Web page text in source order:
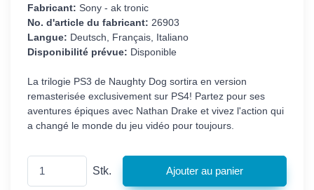
Fabricant: Sony - ak tronic
No. d'article du fabricant: 26903
Langue: Deutsch, Français, Italiano
Disponibilité prévue: Disponible
La trilogie PS3 de Naughty Dog sortira en version
remasterisée exclusivement sur PS4! Partez pour ses
aventures épiques avec Nathan Drake et vivez l'action qui
a changé le monde du jeu vidéo pour toujours.
Stk.